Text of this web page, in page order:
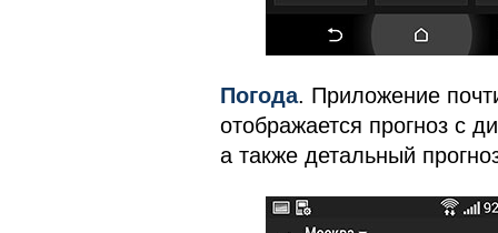
Погода. Приложение
отображается прогноз с
а также детальный